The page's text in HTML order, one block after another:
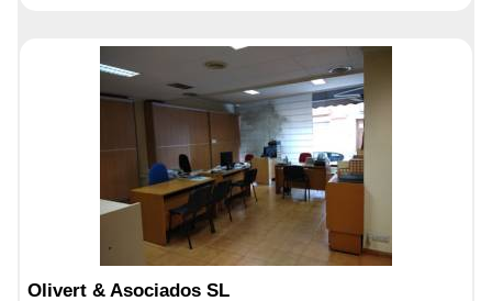
Olivert & Asociados SL